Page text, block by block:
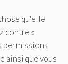
qu'elle
contre «
permissions
ainsi que vous